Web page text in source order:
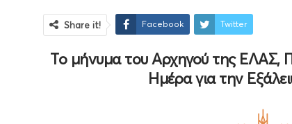
Share it! Facebook Twitter
Το μήνυμα του Αρχηγού της ΕΛΑΣ,
Ημέρα για την